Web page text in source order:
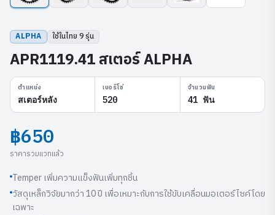
ALPHA ใช้ในไทย 9รุ่น
APR1119.41 สเตอร์ ALPHA
ตำแหน่ง
สเตอร์หลัง
เบอร์โซ่
520
จำนวนฟัน
41 ฟัน
฿650
ราคารวมแวทแล้ว
Temper เพิ่มความแข็งฟันเพิ่มทุกชิ้น
วัสดุเหล็กวิจัยมากว่า 10 ปี เพื่อเหมาะกับการใช้ขับเคลื่อนมอเตอร์ไซค์โดย
เฉพาะ